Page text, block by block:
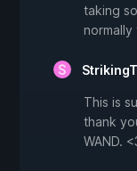
taking
This is
thank
WAND.